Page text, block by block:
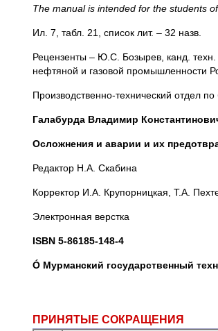
The manual is intended for the students
Ил. 7, табл. 21, список лит. – 32 назв.
Рецензенты – Ю.С. Бозырев, канд.
нефтяной и газовой промышленности
Производственно-технический отдел
Галабурда Владимир
Осложнения и аварии и их
Редактор Н.А. Скабина
Корректор И.А. Крупорницкая, Т.А.
Электронная верстка
ISBN 5-86185-148-4
Ó Мурманский государственный
ПРИНЯТЫЕ СОКРАЩЕНИЯ